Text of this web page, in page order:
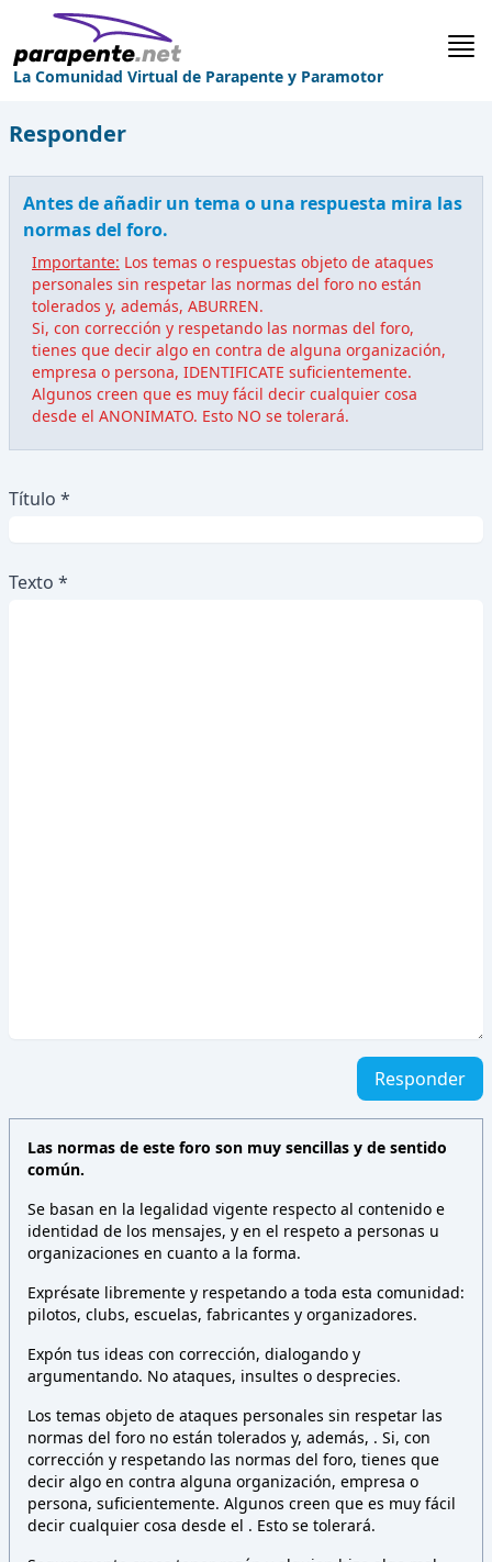
La Comunidad Virtual de Parapente y Paramotor
Responder
Antes de añadir un tema o una respuesta mira las
normas del foro.
Importante: Los temas o respuestas objeto de ataques
personales sin respetar las normas del foro no están
tolerados y, además, ABURREN.
Si, con corrección y respetando las normas del foro,
tienes que decir algo en contra de alguna organización,
empresa o persona, IDENTIFICATE suficientemente.
Algunos creen que es muy fácil decir cualquier cosa
desde el ANONIMATO. Esto NO se tolerará.
Título *
Texto *
Responder
Las normas de este foro son muy sencillas y de sentido
común.
Se basan en la legalidad vigente respecto al contenido e
identidad de los mensajes, y en el respeto a personas u
organizaciones en cuanto a la forma.
Exprésate libremente y respetando a toda esta comunidad:
pilotos, clubs, escuelas, fabricantes y organizadores.
Expón tus ideas con corrección, dialogando y
argumentando. No ataques, insultes o desprecies.
Los temas objeto de ataques personales sin respetar las
normas del foro no están tolerados y, además, . Si, con
corrección y respetando las normas del foro, tienes que
decir algo en contra alguna organización, empresa o
persona, suficientemente. Algunos creen que es muy fácil
decir cualquier cosa desde el . Esto se tolerará.